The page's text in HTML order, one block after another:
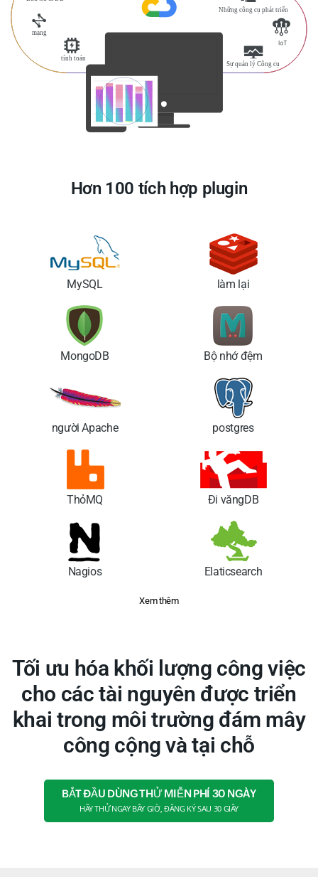
Hơn 100 tích hợp plugin
MySQL làm lại
MongoDB Bộ nhớ đệm
người Apache postgres
ThỏMQ Đi văngDB
Nagios Elaticsearch
Xem thêm
Tối ưu hóa khối lượng công việc
cho các tài nguyên được triển
khai trong môi trường đám mây
công cộng và tại chỗ
BẮT ĐẦU DÙNG THỬ MIỄN PHÍ 30 NGÀY
HÃY THỬ NGAY BÂY GIỜ, ĐĂNG KÝ SAU 30 GIÂY